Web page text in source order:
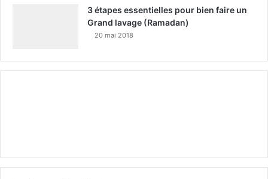
3 étapes essentielles pour bien faire un
Grand lavage (Ramadan)
20 mai 2018